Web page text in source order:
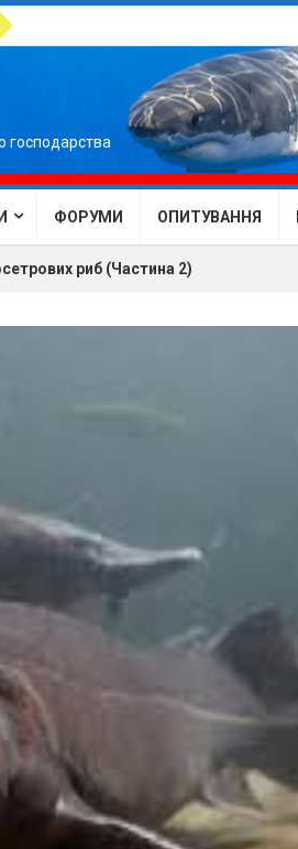
господарства
ФОРУМИ ОПИТУВАННЯ
риб (Частина 2)